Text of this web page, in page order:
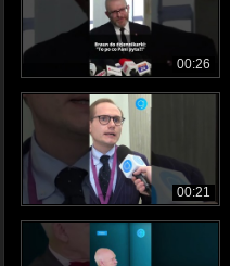
00:26
00:21